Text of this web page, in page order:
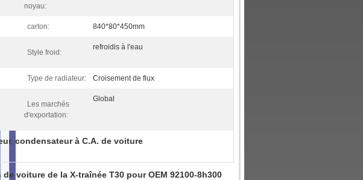
noyau:
carton: 840*80*450mm
Style froid:
refroidis à l'eau
Type de radiateur: Croisement de flux
Les marchés
d'exportation:
Global
, condensateur à C.A. de voiture
voiture de la X-traînée T30 pour OEM 92100-8h300